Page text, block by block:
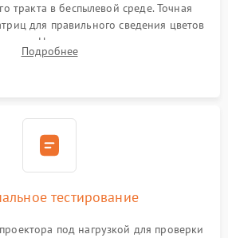
тракта в беспылевой среде. Точная
для правильного сведения цветов
Надежное подключение всех
датчиков и закрытие корпуса
Подробнее
тестирование
под нагрузкой для проверки